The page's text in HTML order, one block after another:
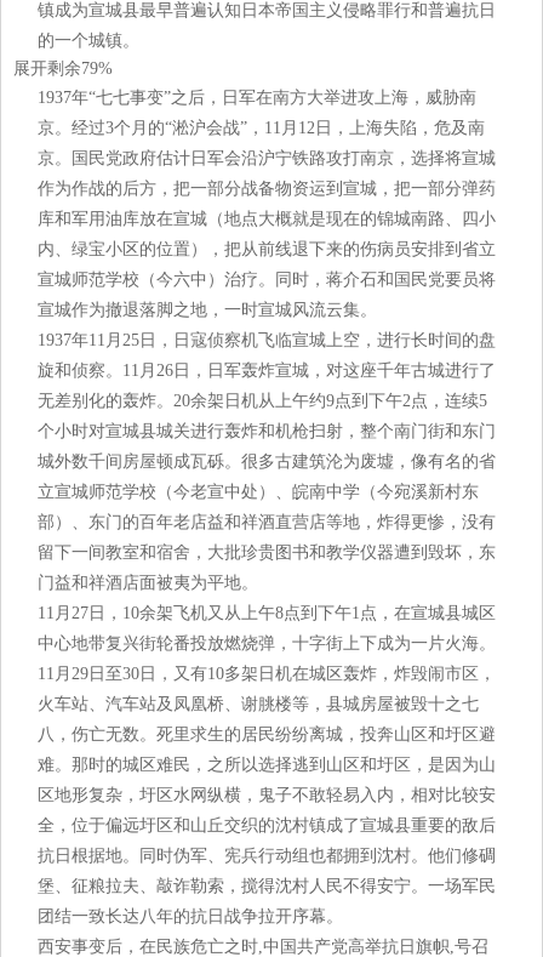
镇成为宣城县最早普遍认知日本帝国主义侵略罪行和普遍抗日
的一个城镇。
展开剩余79%
1937年“七七事变”之后，日军在南方大举进攻上海，威胁南
京。经过3个月的“淞沪会战”，11月12日，上海失陷，危及南
京。国民党政府估计日军会沿沪宁铁路攻打南京，选择将宣城
作为作战的后方，把一部分战备物资运到宣城，把一部分弹药
库和军用油库放在宣城（地点大概就是现在的锦城南路、四小
内、绿宝小区的位置），把从前线退下来的伤病员安排到省立
宣城师范学校（今六中）治疗。同时，蒋介石和国民党要员将
宣城作为撤退落脚之地，一时宣城风流云集。
1937年11月25日，日寇侦察机飞临宣城上空，进行长时间的盘
旋和侦察。11月26日，日军轰炸宣城，对这座千年古城进行了
无差别化的轰炸。20余架日机从上午约9点到下午2点，连续5
个小时对宣城县城关进行轰炸和机枪扫射，整个南门街和东门
城外数千间房屋顿成瓦砾。很多古建筑沦为废墟，像有名的省
立宣城师范学校（今老宣中处）、皖南中学（今宛溪新村东
部）、东门的百年老店益和祥酒直营店等地，炸得更惨，没有
留下一间教室和宿舍，大批珍贵图书和教学仪器遭到毁坏，东
门益和祥酒店面被夷为平地。
11月27日，10余架飞机又从上午8点到下午1点，在宣城县城区
中心地带复兴街轮番投放燃烧弹，十字街上下成为一片火海。
11月29日至30日，又有10多架日机在城区轰炸，炸毁闹市区，
火车站、汽车站及凤凰桥、谢朓楼等，县城房屋被毁十之七
八，伤亡无数。死里求生的居民纷纷离城，投奔山区和圩区避
难。那时的城区难民，之所以选择逃到山区和圩区，是因为山
区地形复杂，圩区水网纵横，鬼子不敢轻易入内，相对比较安
全，位于偏远圩区和山丘交织的沈村镇成了宣城县重要的敌后
抗日根据地。同时伪军、宪兵行动组也都拥到沈村。他们修碉
堡、征粮拉夫、敲诈勒索，搅得沈村人民不得安宁。一场军民
团结一致长达八年的抗日战争拉开序幕。
西安事变后，在民族危亡之时,中国共产党高举抗日旗帜,号召